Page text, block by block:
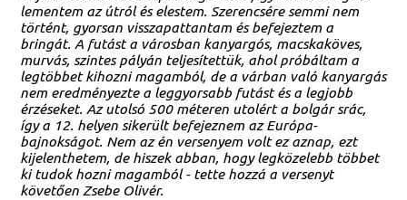
lementem az útról és elestem. Szerencsére semmi nem
történt, gyorsan visszapattantam és befejeztem a
bringát. A futást a városban kanyargós, macskaköves,
murvás, szintes pályán teljesítettük, ahol próbáltam a
legtöbbet kihozni magamból, de a várban való kanyargás
nem eredményezte a leggyorsabb futást és a legjobb
érzéseket. Az utolsó 500 méteren utolért a bolgár srác,
így a 12. helyen sikerült befejeznem az Európa-
bajnokságot. Nem az én versenyem volt ez aznap, ezt
kijelenthetem, de hiszek abban, hogy legközelebb többet
ki tudok hozni magamból - tette hozzá a versenyt
követően Zsebe Olivér.